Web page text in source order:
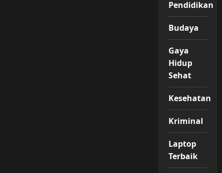
Pendidikan
Budaya
Gaya
Hidup
Sehat
Kesehatan
Kriminal
Laptop
Terbaik